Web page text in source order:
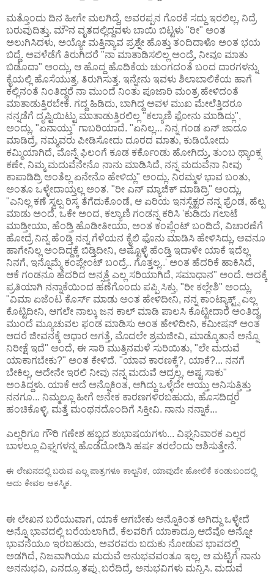
ಮತ್ತೊಂದು ದಿನ ಹೀಗೇ ಮಲಗಿದ್ದೆ, ಅವರಪ್ಪನ ಗೊರಕೆ ಸದ್ದು ಇರಲಿಲ್ಲ, ನಿದ್ರೆ
ಬರುವುದಿತ್ತು. ಮೌನ ವೃತದಲ್ಲಿದ್ದವಳು ಬಾಯಿ ಬಿಟ್ಟಳು "ರೀ" ಅಂತ
ಅಲುಗಿಸಿದಳು, ಅಯ್ಯೋ ಮತ್ತಿನ್ಯಾವ ಪ್ರಶ್ನೇ ಹೊತ್ತು ತಂದಿದಾಳೊ ಅಂತ ಭಯ
ಬಿದ್ದೆ. ಅವಳೆಡೆಗೆ ತಿರುಗಿದರೆ "ನಾ ಮಾತಾಡಿಸಲಿಲ್ಲ ಅಂದ್ರೆ, ನೀವೂ ಮಾತು
ಬಿಡೊದಾ" ಅಂದ್ಲು, ಆ ಹೊದ್ದ ಹೊದಿಕೆಯ ಚುಂಗದಂತೆ ಬಂದ ದಾರಗಳನ್ನು
ಕೈಯಲ್ಲಿ ಹೊಸೆಯುತ್ತ, ತಿರುಗಿಸುತ್ತ. ಇನ್ನೇನು ಇವಳು ಶಿಲಾಬಾಲಿಕೆಯ ಹಾಗೆ
ಕಲ್ಲಿನಂತೆ ನಿಂತಿದ್ದರೆ ನಾ ಮುಂದೆ ನಿಂತು ಪೂಜಾರಿ ಮಂತ್ರ ಹೇಳಿದಂತೆ
ಮಾತಾಡುತ್ತಿರಬೇಕೆ. ಗದ್ದ ಹಿಡಿದು, ಬಾಗಿದ್ದ ಅವಳ ಮುಖ ಮೇಲೆತ್ತಿದರೂ
ನನ್ನಡೆಗೆ ದೃಷ್ಟಿಯಿಟ್ಟು ಮಾತಾಡುತ್ತಿರಲಿಲ್ಲ "ಕಲ್ಯಾಣಿ ಫೋನು ಮಾಡಿದ್ಲು",
ಅಂದ್ಲು, "ಏನಾಯ್ತು" ಗಾಬರಿಯಾದೆ. "ಏನಿಲ್ಲ... ನಿನ್ನ ಗಂಡ ಏನ್ ಜಾದೂ
ಮಾಡಿದ್ರೆ, ನಮ್ಮವರು ಪೀಡಿಸೋದು ದೂರದ ಮಾತು, ಕುಡಿಯೋದು
ಕಮ್ಮಿಯಾಗಿದೆ, ಮೊನ್ನೆ ಫಿಲಂಗೆ ಕೂಡ ಕರ್ಕೊಂಡು ಹೋಗಿದ್ರು, ತುಂಬ ಥ್ಯಾಂಕ್ಸ
ಕಣೇ, ನಿಮ್ಮ ಮದುವೆನೇನೊ ನಾನು ಮಾಡಿಸಿದೆ, ನನ್ನ ಮದುವೆನಾ ನೀವು
ಕಾಪಾಡಿದ್ರಿ ಅಂತೆಲ್ಲ ಏನೇನೊ ಹೇಳಿದ್ಲು" ಅಂದ್ಲು. ನಿರಮ್ಮಳ ಭಾವ ಬಂತು,
ಅಂತೂ ಒಳ್ಳೇದಾಯ್ತಲ್ಲ ಅಂತ. "ರೀ ಎನ್ ಮ್ಯಾಜಿಕ್ ಮಾಡಿದ್ರಿ" ಅಂದ್ಲು,
"ಎನಿಲ್ಲ ಕಣೆ ಸ್ವಲ್ಪ ರಿಸ್ಕ ತೆಗೆದುಕೊಂಡೆ, ಆ ಏರಿಯ ಇನಸ್ಪೆಕ್ಟರ ನನ್ನ ಫ್ರೆಂಡ, ಹೆಲ್ಪ
ಮಾಡು ಅಂದೆ, ಒಕೇ ಅಂದ, ಕಲ್ಯಾಣಿ ಗಂಡನ್ನ ಕರಿಸಿ 'ಕುಡಿದು ಗಲಾಟೆ
ಮಾಡ್ತೀಯಾ, ಹೆಂಡ್ತಿ ಹೊಡೀತೀಯಾ, ಅಂತ ಕಂಪ್ಲೆಂಟ್ ಬಂದಿದೆ, ವಿಚಾರಣೆಗೆ
ಹೋದ್ರೆ ನಿನ್ನ ಹೆಂಡ್ತಿ ನನ್ನ ಗೆಳೆಯನ ಕೈಲಿ ಫೊನು ಮಾಡಿಸಿ ಹೇಳಿಸಿದ್ಲು, ಅವನೂ
ಹಾಗೇನಿಲ್ಲ ಅಂದಿದ್ದಕ್ಕೆ ಬಿಡ್ತಿದೀನಿ, ಅಷ್ಟೊಳ್ಳೆ ಹೆಂಡ್ತಿ ಇದಾಳೇ ಯಾಕೆ ಇದೆಲ್ಲ
ನಿನಗೆ, ಇನ್ನೊಮ್ಮೆ ಕಂಪ್ಲೇಂಟ್ ಬಂದ್ರೆ.. ಗೊತ್ತಲ್ಲ..' ಅಂತ ಹೆದರಿಕೆ ಹಾಕಿಸಿದೆ,
ಆಕೆ ಗಂಡನೂ ಹೆದರಿದ ಅನ್ಸತ್ತೆ ಎಲ್ಲ ಸರಿಯಾಗಿದೆ, ಸಮಾಧಾನ" ಅಂದೆ. ಅದಕ್ಕೆ
ಪ್ರತಿಯಾಗಿ ನನ್ನಾಕೆಯಿಂದ ಹಣೆಗೊಂದು ಪಪ್ಪಿ ಸಿಕ್ತು, "ರೀ ಕಲ್ಲೇಶಿ" ಅಂದ್ಲು,
"ವಿಮಾ ಏಜೆಂಟ ಕೊರ್ಸ್ ಮಾಡು ಅಂತ ಹೇಳಿದೀನಿ, ನನ್ನ ಕಾಂಟ್ಯಾಕ್ಟ್ಸ್ ಎಲ್ಲ
ಕೊಟ್ಟಿದೀನಿ, ಆಗಲೇ ನಾಲ್ಕು ಜನ ಕಾಲ್ ಮಾಡಿ ಪಾಲಸಿ ಕೊಟ್ಟೀದಾರೆ ಅಂತಿದ್ದ,
ಮುಂದೆ ಮ್ಯೂಚುವಲ ಫಂಡ ಮಾಡಿಸು ಅಂತ ಹೇಳಿದೀನಿ, ಕಮೀಷನ್ ಅಂತ
ಆದರೆ ಜೀವನಕ್ಕೆ ಆಧಾರ ಅಗತ್ತೆ, ಮೊದಲೇ ಶ್ರಮಜೀವಿ, ಮಾಡ್ಕೊತಾನೆ ಅನ್ನೊ
ನಿರೀಕ್ಷೆ ಇದೆ" ಅಂದೆ, ಈ ಸಾರಿ ಮುತ್ತಿನಮಳೆ ಸುರಿಯಿತು, "ಲೇ ಮದುವೆ
ಯಾಕಾಗಬೇಕು?" ಅಂತ ಕೇಳಿದೆ. "ಯಾವ ಕಾರಣಕ್ಕೆ?, ಯಾಕೆ?... ನನಗೆ
ಬೇಕಿಲ್ಲ, ಅದೇನೇ ಇರಲಿ ನೀವು ನನ್ನ ಮದುವೆ ಆದ್ರಲ್ಲ, ಅಷ್ಟ ಸಾಕು"
ಅಂತಿದ್ದಳು. ಯಾಕೆ ಆದೆ ಅನ್ನೊಕಿಂತ, ಆಗಿದ್ದು ಒಳ್ಳೆದೇ ಆಯ್ತು ಅನಿಸುತ್ತಿತ್ತು
ನನಗೂ... ನಿಮ್ಮಲ್ಲೂ ಹೀಗೆ ಅನೇಕ ಕಾರಣಗಳಿರಬಹುದು, ಹೊಸದಿದ್ದರೆ
ಹಂಚಿಕೊಳ್ಳಿ, ಮತ್ತೆ ಮಂಥನದೊಂದಿಗೆ ಸಿಕ್ತೀವಿ. ನಾನು ನನ್ನಾಕೆ...
ಎಲ್ಲರಿಗೂ ಗೌರಿ ಗಣೇಶ ಹಬ್ಬದ ಶುಭಾಷಯಗಳು... ವಿಘ್ನನಿವಾರಕ ಎಲ್ಲರ
ಬಾಳಲ್ಲೂ ವಿಘ್ನಗಳನ್ನ ಹೊಡೆದೋಡಿಸಿ ಹರ್ಷ ತರಲೆಂದು ಆಶಿಸುತ್ತೇನೆ.
ಈ ಲೇಖನದಲ್ಲಿ ಬರುವ ಎಲ್ಲ ಪಾತ್ರಗಳೂ ಕಾಲ್ಪನಿಕ, ಯಾವುದೇ ಹೋಲಿಕೆ ಕಂಡುಬಂದಲ್ಲಿ
ಅದು ಕೇವಲ ಆಕಸ್ಮಿಕ.
ಈ ಲೇಖನ ಬರೆಯುವಾಗ, ಯಾಕೆ ಆಗಬೇಕು ಅನ್ನೊಕಿಂತ ಅಗಿದ್ದು ಒಳ್ಳೇದೆ
ಅನ್ನೊ ಭಾವದಲ್ಲಿ ಬರೆಯಲಾಗಿದೆ, ಕೆಲವರಿಗೆ ಯಾಕಾದ್ರೂ ಆದೆವೊ ಅನ್ನೋ
ಭಾವನೆಯೂ ಇರಬಹುದು, ಅವರವರು ಬದುಕು ನೋಡುವ ಭಾವದಲ್ಲಿ
ಅಡಗಿದೆ, ನಿಜವಾಗಿಯೂ ಮದುವೆ ಅನುಭವವಂತೂ ಇಲ್ಲ, ಆ ಮಟ್ಟಿಗೆ ನಾನು
ಅನನುಭವಿ, ಎನದ್ರೂ ತಪ್ಪು ಬರೆದಿದ್ರೆ, ಅನುಭವಿಗಳು ಮನ್ನಿಸಿ. ಮದುವೆ